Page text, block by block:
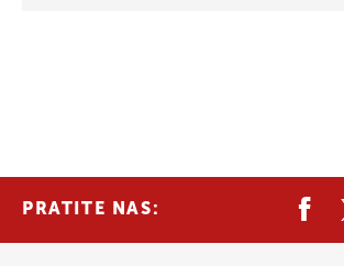
PRATITE NAS: